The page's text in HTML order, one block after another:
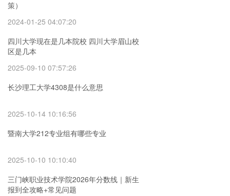
策）
2024-01-25 04:07:20
四川大学现在是几本院校 四川大学眉山校
区是几本
2025-09-10 07:57:26
长沙理工大学4308是什么意思
2025-10-14 10:16:56
暨南大学212专业组有哪些专业
2025-10-10 10:10:40
三门峡职业技术学院2026年分数线｜新生
报到全攻略+常见问题